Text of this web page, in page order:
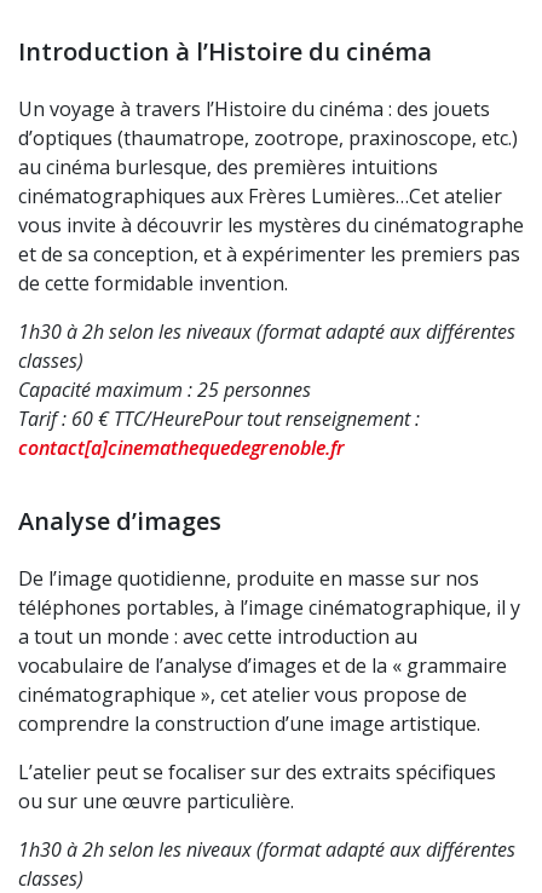
Introduction à l’Histoire du cinéma
Un voyage à travers l’Histoire du cinéma : des jouets
d’optiques (thaumatrope, zootrope, praxinoscope, etc.)
au cinéma burlesque, des premières intuitions
cinématographiques aux Frères Lumières…Cet atelier
vous invite à découvrir les mystères du cinématographe
et de sa conception, et à expérimenter les premiers pas
de cette formidable invention.
1h30 à 2h selon les niveaux (format adapté aux différentes
classes)
Capacité maximum : 25 personnes
Tarif : 60 € TTC/HeurePour tout renseignement :
contact[a]cinemathequedegrenoble.fr
Analyse d’images
De l’image quotidienne, produite en masse sur nos
téléphones portables, à l’image cinématographique, il y
a tout un monde : avec cette introduction au
vocabulaire de l’analyse d’images et de la « grammaire
cinématographique », cet atelier vous propose de
comprendre la construction d’une image artistique.
L’atelier peut se focaliser sur des extraits spécifiques
ou sur une œuvre particulière.
1h30 à 2h selon les niveaux (format adapté aux différentes
classes)